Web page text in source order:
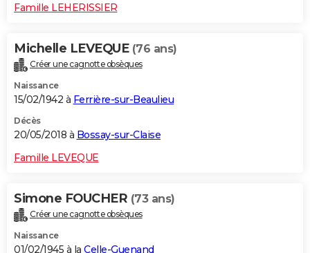
Famille LEHERISSIER
Michelle LEVEQUE (76 ans)
Créer une cagnotte obsèques
Naissance
15/02/1942 à Ferrière-sur-Beaulieu
Décès
20/05/2018 à Bossay-sur-Claise
Famille LEVEQUE
Simone FOUCHER (73 ans)
Créer une cagnotte obsèques
Naissance
01/02/1945 à la Celle-Guenand